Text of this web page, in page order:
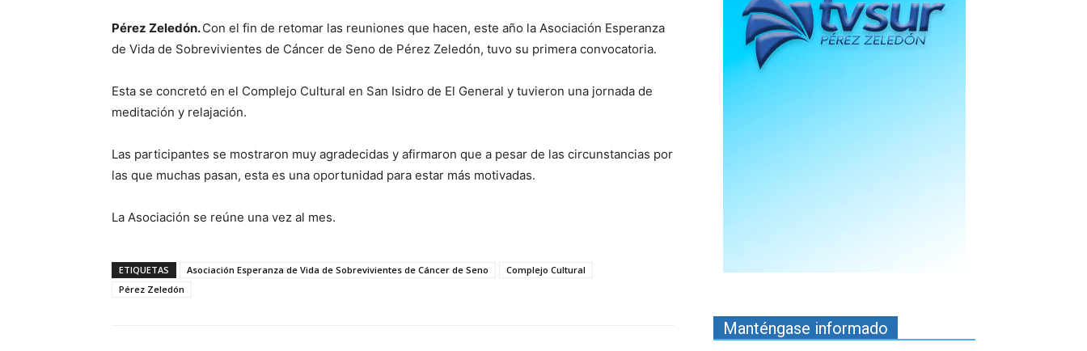
Pérez Zeledón.Con el fin de retomar las reuniones que hacen, este año la Asociación Esperanza
de Vida de Sobrevivientes de Cáncer de Seno de Pérez Zeledón, tuvo su primera convocatoria.
Esta se concretó en el Complejo Cultural en San Isidro de El General y tuvieron una jornada de
meditación y relajación.
Las participantes se mostraron muy agradecidas y afirmaron que a pesar de las circunstancias por
las que muchas pasan, esta es una oportunidad para estar más motivadas.
La Asociación se reúne una vez al mes.
ETIQUETAS Asociación Esperanza de Vida de Sobrevivientes de Cáncer de Seno
Complejo Cultural
Pérez Zeledón
Manténgase informado